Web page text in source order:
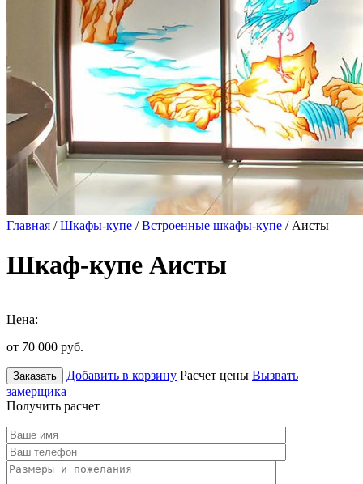
Главная /Шкафы-купе /Встроенные шкафы-купе / Аисты
Шкаф-купе Аисты
Цена:
от 70 000 руб.
Заказать Добавить в корзину Расчет цены Вызвать
замерщика
Получить расчет